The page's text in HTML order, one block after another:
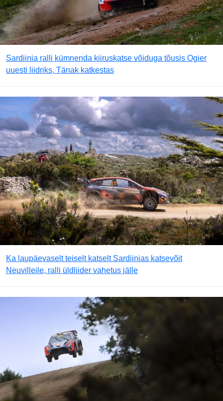
Sardiinia ralli kümnenda kiiruskatse võiduga tõusis Ogier
uuesti liidriks, Tänak katkestas
Ka laupäevaselt teiselt katselt Sardiinias katsevõit
Neuvilleile, ralli üldliider vahetus jälle